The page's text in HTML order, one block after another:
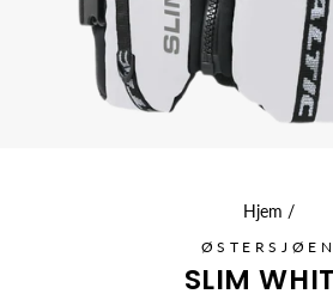
Hjem /
ØSTERSJØEN
SLIM